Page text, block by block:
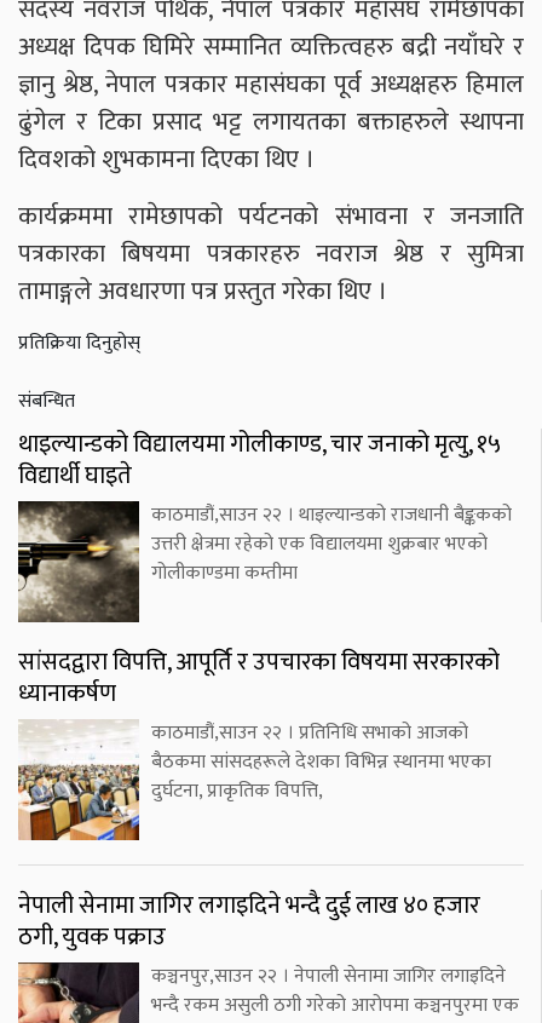
सदस्य नवराज पथिक, नेपाल पत्रकार महासंघ रामेछापका
अध्यक्ष दिपक घिमिरे सम्मानित व्यक्तित्वहरु बद्री नयाँघरे र
ज्ञानु श्रेष्ठ, नेपाल पत्रकार महासंघका पूर्व अध्यक्षहरु हिमाल
ढुंगेल र टिका प्रसाद भट्ट लगायतका बक्ताहरुले स्थापना
दिवशको शुभकामना दिएका थिए ।
कार्यक्रममा रामेछापको पर्यटनको संभावना र जनजाति
पत्रकारका बिषयमा पत्रकारहरु नवराज श्रेष्ठ र सुमित्रा
तामाङ्गले अवधारणा पत्र प्रस्तुत गरेका थिए ।
प्रतिक्रिया दिनुहोस्
संबन्धित
थाइल्यान्डको विद्यालयमा गोलीकाण्ड, चार जनाको मृत्यु, १५
विद्यार्थी घाइते
काठमाडौं,साउन २२ । थाइल्यान्डको राजधानी बैङ्ककको
उत्तरी क्षेत्रमा रहेको एक विद्यालयमा शुक्रबार भएको
गोलीकाण्डमा कम्तीमा
सांसदद्वारा विपत्ति, आपूर्ति र उपचारका विषयमा सरकारको
ध्यानाकर्षण
काठमाडौं,साउन २२ । प्रतिनिधि सभाको आजको
बैठकमा सांसदहरूले देशका विभिन्न स्थानमा भएका
दुर्घटना, प्राकृतिक विपत्ति,
नेपाली सेनामा जागिर लगाइदिने भन्दै दुई लाख ४० हजार
ठगी, युवक पक्राउ
कञ्चनपुर,साउन २२ । नेपाली सेनामा जागिर लगाइदिने
भन्दै रकम असुली ठगी गरेको आरोपमा कञ्चनपुरमा एक